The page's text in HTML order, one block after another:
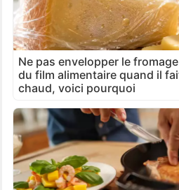
Ne pas envelopper le
du film alimentaire quand il
chaud, voici pourquoi